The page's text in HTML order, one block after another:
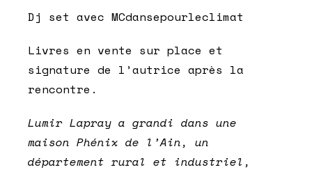
Dj set avec MCdansepourleclimat
Livres en vente sur place et
signature de l’autrice après la
rencontre.
Lumir Lapray a grandi dans une
maison Phénix de l’Ain, un
département rural et industriel,